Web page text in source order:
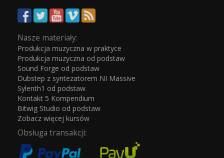
Nasze materiały:
Produkcja muzyczna w praktyce
Produkcja muzyczna od podstaw
Sound Forge od podstaw
Dubstep z syntezatorem NI Massive
Sylenth1 od podstaw
Kontakt 5 Kompendium
Bitwig Studio od podstaw
Zobacz więcej kursów
Obsługa transakcji: